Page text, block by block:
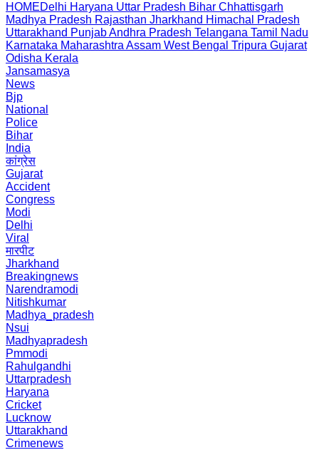
HOMEDelhi Haryana Uttar Pradesh Bihar Chhattisgarh
Madhya Pradesh Rajasthan Jharkhand Himachal Pradesh
Uttarakhand PunjabAndhra Pradesh Telangana Tamil Nadu
Karnataka Maharashtra Assam West Bengal Tripura Gujarat
Odisha Kerala
Jansamasya
News
Bjp
National
Police
Bihar
India
कांग्रेस
Gujarat
Accident
Congress
Modi
Delhi
Viral
मारपीट
Jharkhand
Breakingnews
Narendramodi
Nitishkumar
Madhya_pradesh
Nsui
Madhyapradesh
Pmmodi
Rahulgandhi
Uttarpradesh
Haryana
Cricket
Lucknow
Uttarakhand
Crimenews